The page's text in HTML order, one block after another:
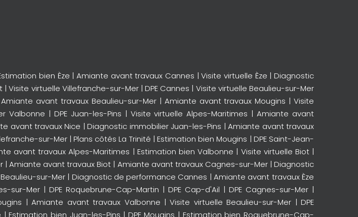
bien Èze |Amiante avant travaux Cannes |Visite virtuelle Èze |Diagnostic
|Visite virtuelle Villefranche-sur-Mer|DPE Cannes | Visite virtuelle Beaulieu-sur-Mer
Amiante avant travaux Beaulieu-sur-Mer | Amiante avant travaux Mougins |Visite
Valbonne | DPE Juan-les-Pins | Visite virtuelle Alpes-Maritimes |Amiante avant
avant travaux Nice |Diagnostic immobilier Juan-les-Pins |Amiante avant travaux
sur-Mer|Plans côtés La Trinité |Estimation bien Mougins | DPE Saint-Jean-
avant travaux Alpes-Maritimes | Estimation bien Valbonne | Visite virtuelle Biot|
| Amiante avant travaux Biot | Amiante avant travaux Cagnes-sur-Mer|Diagnostic
sur-Mer| Diagnostic de performance Cannes |Amiante avant travaux Èze
sur-Mer | DPE Roquebrune-Cap-Martin | DPE Cap-d'Ail | DPE Cagnes-sur-Mer |
|Amiante avant travaux Valbonne |Visite virtuelle Beaulieu-sur-Mer |DPE
|Estimation bien Juan-les-Pins | DPE Mougins | Estimation bien Roquebrune-Cap-